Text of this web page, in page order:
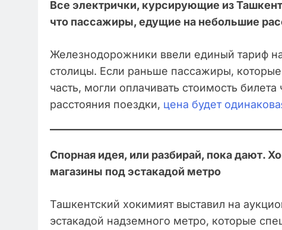
Все электрички, курсирующие из
что пассажиры, едущие на небольшие
Железнодорожники ввели единый тариф
столицы. Если раньше пассажиры,
часть, могли оплачивать стоимость
расстояния поездки, цена будет
Спорная идея, или разбирай, пока дают.
магазины под эстакадой метро
Ташкентский хокимият выставил на
эстакадой надземного метро, которые